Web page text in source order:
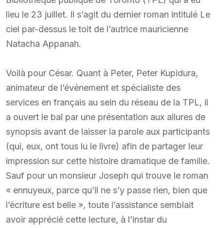
lieu le 23 juillet. Il s’agit du dernier roman intitulé Le
ciel par-dessus le toit de l’autrice mauricienne
Natacha Appanah.
Voilà pour César. Quant à Peter, Peter Kupidura,
animateur de l’événement et spécialiste des
services en français au sein du réseau de la TPL, il
a ouvert le bal par une présentation aux allures de
synopsis avant de laisser la parole aux participants
(qui, eux, ont tous lu le livre) afin de partager leur
impression sur cette histoire dramatique de famille.
Sauf pour un monsieur Joseph qui trouve le roman
« ennuyeux, parce qu’il ne s’y passe rien, bien que
l’écriture est belle », toute l’assistance semblait
avoir apprécié cette lecture, à l’instar du